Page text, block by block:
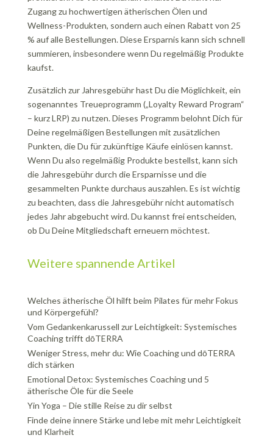
Zugang zu hochwertigen ätherischen Ölen und
Wellness-Produkten, sondern auch einen Rabatt von 25
% auf alle Bestellungen. Diese Ersparnis kann sich schnell
summieren, insbesondere wenn Du regelmäßig Produkte
kaufst.
Zusätzlich zur Jahresgebühr hast Du die Möglichkeit, ein
sogenanntes Treueprogramm („Loyalty Reward Program“
– kurz LRP) zu nutzen. Dieses Programm belohnt Dich für
Deine regelmäßigen Bestellungen mit zusätzlichen
Punkten, die Du für zukünftige Käufe einlösen kannst.
Wenn Du also regelmäßig Produkte bestellst, kann sich
die Jahresgebühr durch die Ersparnisse und die
gesammelten Punkte durchaus auszahlen. Es ist wichtig
zu beachten, dass die Jahresgebühr nicht automatisch
jedes Jahr abgebucht wird. Du kannst frei entscheiden,
ob Du Deine Mitgliedschaft erneuern möchtest.
Weitere spannende Artikel
Welches ätherische Öl hilft beim Pilates für mehr Fokus
und Körpergefühl?
Vom Gedankenkarussell zur Leichtigkeit: Systemisches
Coaching trifft dōTERRA
Weniger Stress, mehr du: Wie Coaching und dōTERRA
dich stärken
Emotional Detox: Systemisches Coaching und 5
ätherische Öle für die Seele
Yin Yoga – Die stille Reise zu dir selbst
Finde deine innere Stärke und lebe mit mehr Leichtigkeit
und Klarheit